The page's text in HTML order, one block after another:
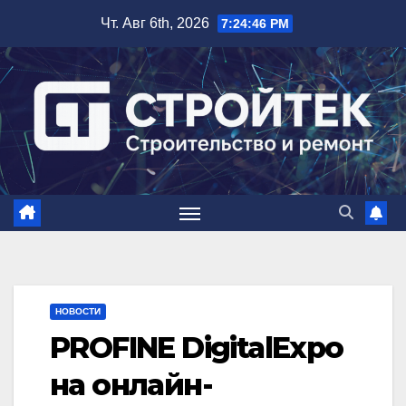
содержимому
Чт. Авг 6th, 2026 7:24:47 PM
НОВОСТИ
PROFINE DigitalExpo
на онлайн-